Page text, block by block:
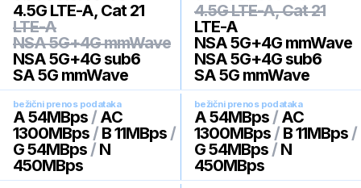
4.5G LTE-A, Cat 21
LTE-A
NSA 5G+4G mmWave
NSA 5G+4G sub6
SA 5G mmWave
4.5G LTE-A, Cat 21
LTE-A
NSA 5G+4G mmWave
NSA 5G+4G sub6
SA 5G mmWave
bežični prenos podataka
A 54MBps / AC
1300MBps / B 11MBps /
G 54MBps / N
450MBps
bežični prenos podataka
A 54MBps / AC
1300MBps / B 11MBps /
G 54MBps / N
450MBps